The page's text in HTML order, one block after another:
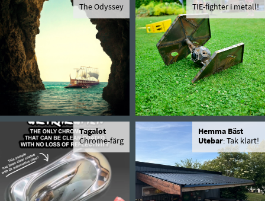
The Odyssey TIE-fighter i metall!
Tagalot
Chrome-färg
Hemma Bäst
Utebar: Tak klart!